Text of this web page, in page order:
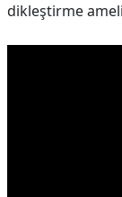
dikleştirme